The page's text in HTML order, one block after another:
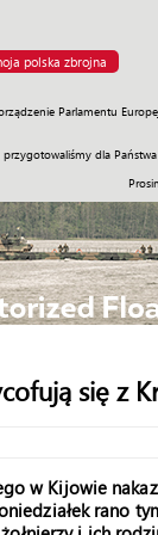
polska zbrojna
Parlamentu
dla
Polityka
się z
w Kijowie
rano